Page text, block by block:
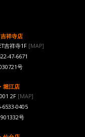
祥寺店
吉祥寺1F [MAP]
47-6671
号
堀江店
2F[MAP]
0405
号